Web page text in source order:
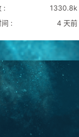
:
1330.8k
:
4 天前